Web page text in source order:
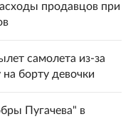
продавцов при
самолета из-за
борту девочки
Пугачева" в